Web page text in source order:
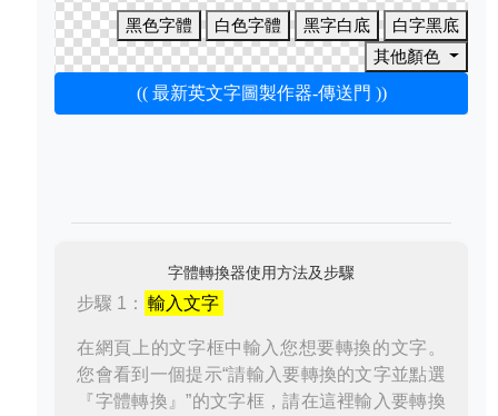
黑色字體 白色字體 黑字白底
白字黑底
其他顏色
(( 最新英文字圖製作器-傳送門 ))
字體轉換器使用方法及步驟
步驟 1： 輸入文字
在網頁上的文字框中輸入您想要轉換的文字。
您會看到一個提示“請輸入要轉換的文字並點選
『字體轉換』”的文字框，請在這裡輸入要轉換